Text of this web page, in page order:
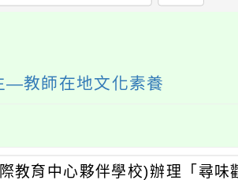
—教師在地文化素養
教育中心夥伴學校)辦理「尋